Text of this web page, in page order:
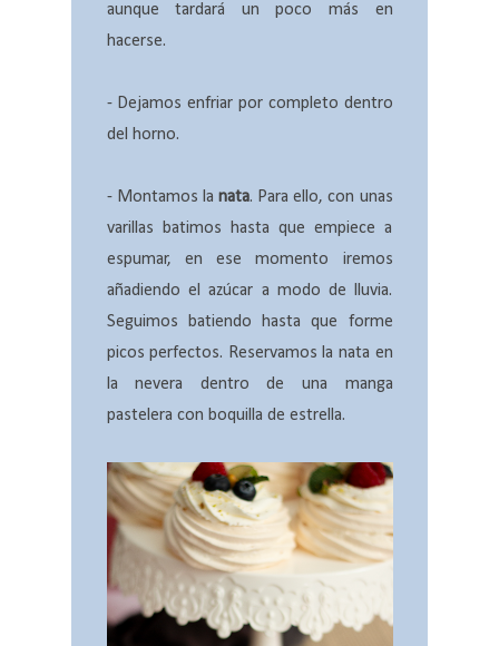
aunque tardará un poco más en
hacerse.
- Dejamos enfriar por completo dentro
del horno.
- Montamos la nata. Para ello, con unas
varillas batimos hasta que empiece a
espumar, en ese momento iremos
añadiendo el azúcar a modo de lluvia.
Seguimos batiendo hasta que forme
picos perfectos. Reservamos la nata en
la nevera dentro de una manga
pastelera con boquilla de estrella.